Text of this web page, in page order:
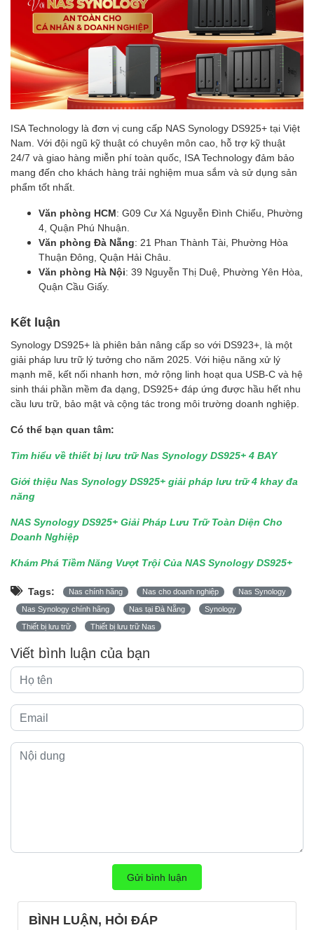
ISA Technology là đơn vị cung cấp NAS Synology DS925+ tại Việt
Nam. Với đội ngũ kỹ thuật có chuyên môn cao, hỗ trợ kỹ thuật
24/7 và giao hàng miễn phí toàn quốc, ISA Technology đảm bảo
mang đến cho khách hàng trải nghiệm mua sắm và sử dụng sản
phẩm tốt nhất.
Văn phòng HCM: G09 Cư Xá Nguyễn Đình Chiểu, Phường
4, Quận Phú Nhuận.
Văn phòng Đà Nẵng: 21 Phan Thành Tài, Phường Hòa
Thuận Đông, Quận Hải Châu.
Văn phòng Hà Nội: 39 Nguyễn Thị Duệ, Phường Yên Hòa,
Quận Cầu Giấy.
Kết luận
Synology DS925+ là phiên bản nâng cấp so với DS923+, là một
giải pháp lưu trữ lý tưởng cho năm 2025. Với hiệu năng xử lý
mạnh mẽ, kết nối nhanh hơn, mở rộng linh hoạt qua USB-C và hệ
sinh thái phần mềm đa dạng, DS925+ đáp ứng được hầu hết nhu
cầu lưu trữ, bảo mật và cộng tác trong môi trường doanh nghiệp.
Có thể bạn quan tâm:
Tìm hiểu về thiết bị lưu trữ Nas Synology DS925+ 4 BAY
Giới thiệu Nas Synology DS925+ giải pháp lưu trữ 4 khay đa
năng
NAS Synology DS925+ Giải Pháp Lưu Trữ Toàn Diện Cho
Doanh Nghiệp
Khám Phá Tiềm Năng Vượt Trội Của NAS Synology DS925+
Tags: Nas chính hãng Nas cho doanh nghiệp Nas Synology
Nas Synology chính hãng Nas tại Đà Nẵng Synology
Thiết bị lưu trữ Thiết bị lưu trữ Nas
Viết bình luận của bạn
Gửi bình luận
BÌNH LUẬN, HỎI ĐÁP